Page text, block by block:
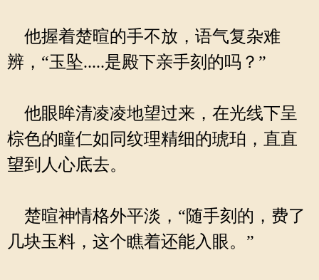
他握着楚暄的手不放，语气复杂难
辨，“玉坠.....是殿下亲手刻的吗？”
他眼眸清凌凌地望过来，在光线下呈
棕色的瞳仁如同纹理精细的琥珀，直直
望到人心底去。
楚暄神情格外平淡，“随手刻的，费了
几块玉料，这个瞧着还能入眼。”